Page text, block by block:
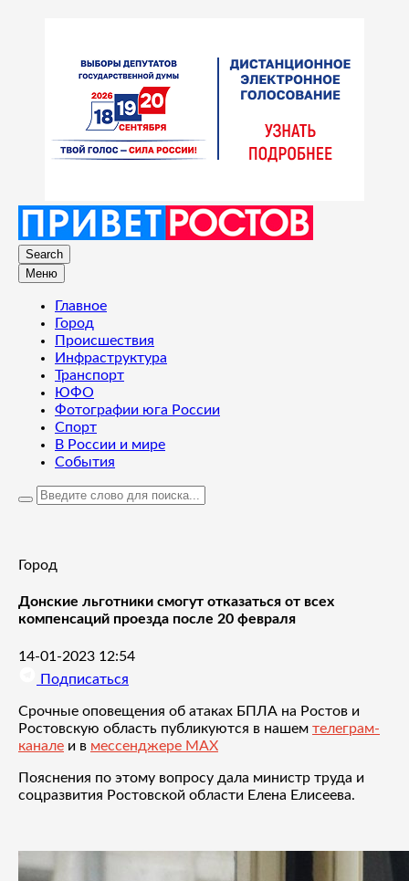
Search
Меню
Главное
Город
Происшествия
Инфраструктура
Транспорт
ЮФО
Фотографии юга России
Спорт
В России и мире
События
Город
Донские льготники смогут отказаться от всех
компенсаций проезда после 20 февраля
14-01-2023 12:54
Подписаться
Срочные оповещения об атаках БПЛА на Ростов и
Ростовскую область публикуются в нашем телеграм-
канале и в мессенджере MAX
Пояснения по этому вопросу дала министр труда и
соцразвития Ростовской области Елена Елисеева.